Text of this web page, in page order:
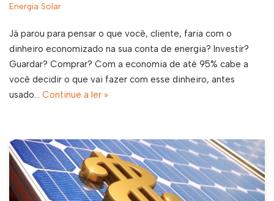
Energia Solar
Já parou para pensar o que você, cliente, faria com o
dinheiro economizado na sua conta de energia? Investir?
Guardar? Comprar? Com a economia de até 95% cabe a
você decidir o que vai fazer com esse dinheiro, antes
usado… Continue a ler »